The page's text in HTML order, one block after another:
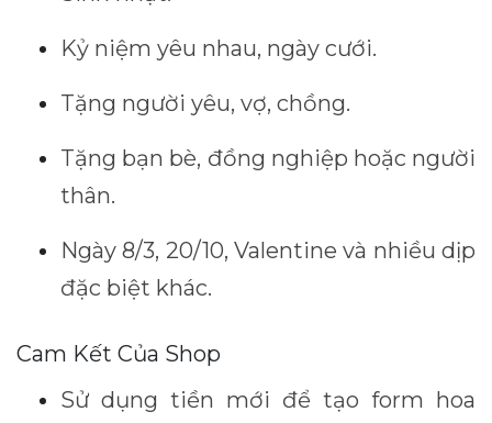
Kỷ niệm yêu nhau, ngày cưới.
Tặng người yêu, vợ, chồng.
Tặng bạn bè, đồng nghiệp hoặc người
thân.
Ngày 8/3, 20/10, Valentine và nhiều dịp
đặc biệt khác.
Cam Kết Của Shop
Sử dụng tiền mới để tạo form hoa